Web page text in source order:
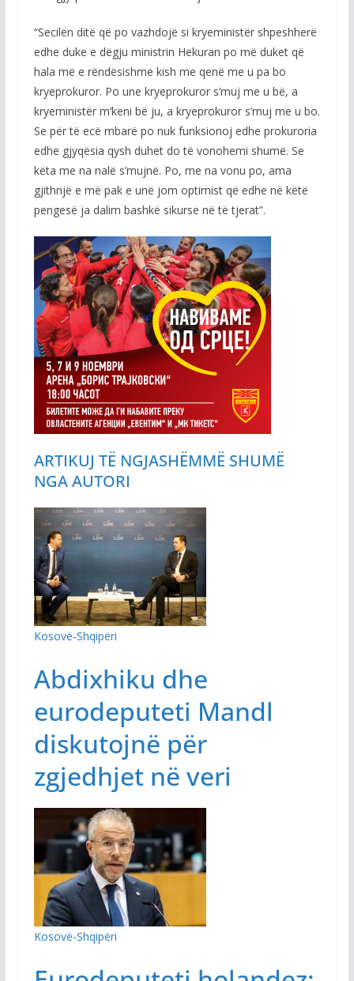
“Secilën ditë që po vazhdojë si kryeministër shpeshherë
edhe duke e dëgju ministrin Hekuran po më duket që
hala më e rëndësishme kish me qenë me u pa bo
kryeprokuror. Po une kryeprokuror s’muj me u bë, a
kryeministër m’keni bë ju, a kryeprokuror s’muj me u bo.
Se për të ecë mbarë po nuk funksionoj edhe prokuroria
edhe gjyqësia qysh duhet do të vonohemi shumë. Se
këta me na nalë s’mujnë. Po, me na vonu po, ama
gjithnjë e më pak e unë jom optimist që edhe në këtë
pengesë ja dalim bashkë sikurse në të tjerat”.
ARTIKUJ TË NGJASHËMMË SHUMË
NGA AUTORI
Kosovë-Shqipëri
Abdixhiku dhe
eurodeputeti Mandl
diskutojnë për
zgjedhjet në veri
Kosovë-Shqipëri